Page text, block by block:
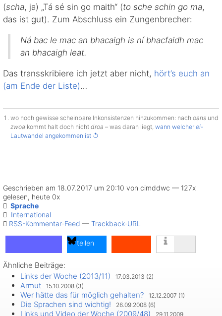
(scha, ja) „Tá sé sin go maith“ (to sche schin go ma,
das ist gut). Zum Abschluss ein Zungenbrecher:
Ná bac le mac an bhacaigh is ní bhacfaidh mac
an bhacaigh leat.
Das transskribiere ich jetzt aber nicht, hört’s euch an
(am Ende der Liste)…
wo noch gewisse scheinbare Inkonsistenzen hinzukommen: nachoans und
zwoa kommt halt doch nichtdroa – was daran liegt,wann welcherei-
Lautwandel angekommen ist ↺
Geschrieben am 18.07.2017 um 20:10 von cimddwc — 127x
gelesen, heute 0x
Sprache
International
RSS-Kommentar-Feed — Trackback-URL
teilen
teilen
teilen
Ähnliche Beiträge:
Links der Woche (2013/11)
17.03.2013 (2)
Armut 15.10.2008 (3)
Wer hätte das für möglich gehalten? 12.12.2007 (1)
Die Sprachen sind wichtig! 26.09.2008 (6)
Links und Video der Woche (2009/48) 29.11.2009